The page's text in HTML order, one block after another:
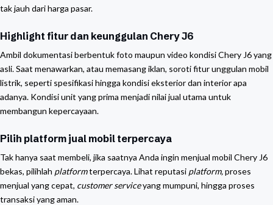
tak jauh dari harga pasar.
Highlight fitur dan keunggulan Chery J6
Ambil dokumentasi berbentuk foto maupun video kondisi Chery J6 yang
asli. Saat menawarkan, atau memasang iklan, soroti fitur unggulan mobil
listrik, seperti spesifikasi hingga kondisi eksterior dan interior apa
adanya. Kondisi unit yang prima menjadi nilai jual utama untuk
membangun kepercayaan.
Pilih platform jual mobil terpercaya
Tak hanya saat membeli, jika saatnya Anda ingin menjual mobil Chery J6
bekas, pilihlah platformterpercaya. Lihat reputasi platform,proses
menjual yang cepat, customer serviceyang mumpuni, hingga proses
transaksi yang aman.